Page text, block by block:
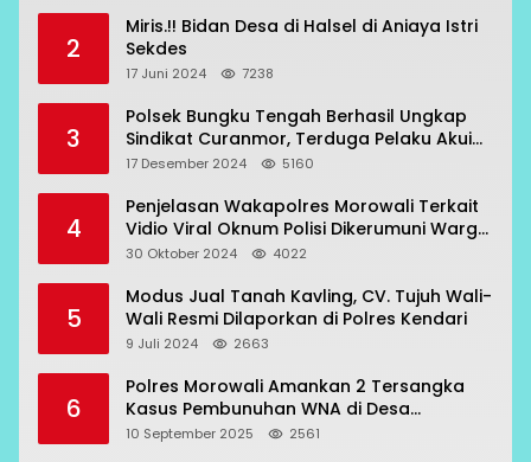
2
Miris.!! Bidan Desa di Halsel di Aniaya Istri
Sekdes
17 Juni 2024 7238
3
Polsek Bungku Tengah Berhasil Ungkap
Sindikat Curanmor, Terduga Pelaku Akui
Beraksi di 7 Lokasi
17 Desember 2024 5160
4
Penjelasan Wakapolres Morowali Terkait
Vidio Viral Oknum Polisi Dikerumuni Warga
Bahodopi
30 Oktober 2024 4022
5
Modus Jual Tanah Kavling, CV. Tujuh Wali-
Wali Resmi Dilaporkan di Polres Kendari
9 Juli 2024 2663
6
Polres Morowali Amankan 2 Tersangka
Kasus Pembunuhan WNA di Desa
Topogaro
10 September 2025 2561